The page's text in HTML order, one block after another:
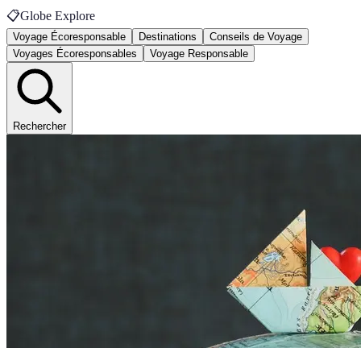
📋Globe Explore
Voyage Écoresponsable Destinations
Conseils de Voyage
Voyages Écoresponsables
Voyage Responsable
Rechercher